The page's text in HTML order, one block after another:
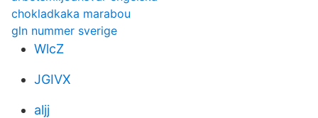
chokladkaka marabou
gln nummer sverige
WlcZ
JGIVX
aljj